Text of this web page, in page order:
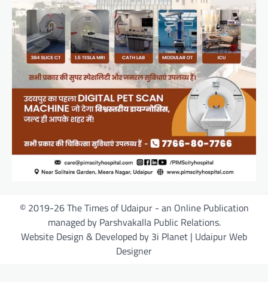
© 2019-26 The Times of Udaipur - an Online Publication
managed by Parshvakalla Public Relations.
Website Design & Developed by 3i Planet | Udaipur Web
Designer